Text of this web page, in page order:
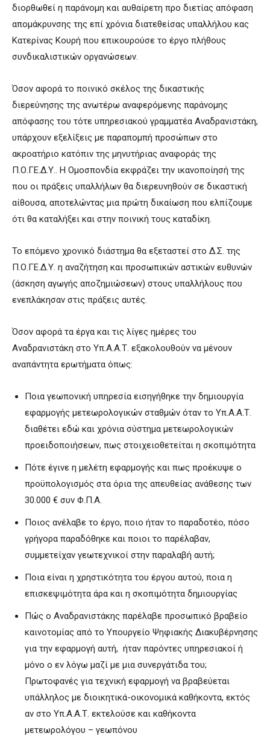
διορθωθεί η παράνομη και αυθαίρετη προ διετίας απόφαση
απομάκρυνσης της επί χρόνια διατεθείσας υπαλλήλου κας
Κατερίνας Κουρή που επικουρούσε το έργο πλήθους
συνδικαλιστικών οργανώσεων.
Όσον αφορά το ποινικό σκέλος της δικαστικής
διερεύνησης της ανωτέρω αναφερόμενης παράνομης
απόφασης του τότε υπηρεσιακού γραμματέα Αναδρανιστάκη,
υπάρχουν εξελίξεις με παραπομπή προσώπων στο
ακροατήριο κατόπιν της μηνυτήριας αναφοράς της
Π.Ο.ΓΕ.Δ.Υ.. Η Ομοσπονδία εκφράζει την ικανοποίησή της
που οι πράξεις υπαλλήλων θα διερευνηθούν σε δικαστική
αίθουσα, αποτελώντας μια πρώτη δικαίωση που ελπίζουμε
ότι θα καταλήξει και στην ποινική τους καταδίκη.
Το επόμενο χρονικό διάστημα θα εξεταστεί στο Δ.Σ. της
Π.Ο.ΓΕ.Δ.Υ. η αναζήτηση και προσωπικών αστικών ευθυνών
(άσκηση αγωγής αποζημιώσεων) στους υπαλλήλους που
ενεπλάκησαν στις πράξεις αυτές.
Όσον αφορά τα έργα και τις λίγες ημέρες του
Αναδρανιστάκη στο Υπ.Α.Α.Τ. εξακολουθούν να μένουν
αναπάντητα ερωτήματα όπως:
Ποια γεωπονική υπηρεσία εισηγήθηκε την δημιουργία
εφαρμογής μετεωρολογικών σταθμών όταν το Υπ.Α.Α.Τ.
διαθέτει εδώ και χρόνια σύστημα μετεωρολογικών
προειδοποιήσεων, πως στοιχειοθετείται η σκοπιμότητα
Πότε έγινε η μελέτη εφαρμογής και πως προέκυψε ο
προϋπολογισμός στα όρια της απευθείας ανάθεσης των
30.000 € συν Φ.Π.Α.
Ποιος ανέλαβε το έργο, ποιο ήταν το παραδοτέο, πόσο
γρήγορα παραδόθηκε και ποιοι το παρέλαβαν,
συμμετείχαν γεωτεχνικοί στην παραλαβή αυτή;
Ποια είναι η χρηστικότητα του έργου αυτού, ποια η
επισκεψιμότητα άρα και η σκοπιμότητα δημιουργίας
Πώς ο Αναδρανιστάκης παρέλαβε προσωπικό βραβείο
καινοτομίας από το Υπουργείο Ψηφιακής Διακυβέρνησης
για την εφαρμογή αυτή, ήταν παρόντες υπηρεσιακοί ή
μόνο ο εν λόγω μαζί με μια συνεργάτιδα του;
Πρωτοφανές για τεχνική εφαρμογή να βραβεύεται
υπάλληλος με διοικητικά-οικονομικά καθήκοντα, εκτός
αν στο Υπ.Α.Α.Τ. εκτελούσε και καθήκοντα
μετεωρολόγου – γεωπόνου